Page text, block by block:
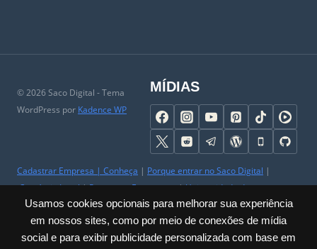
Usamos cookies opcionais para melhorar sua experiência
em nossos sites, como por meio de conexões de mídia
social e para exibir publicidade personalizada com base em
© 2026 Saco Digital - Tema
WordPress por Kadence WP
MÍDIAS
Cadastrar Empresa | Conheça | Porque entrar no Saco Digital |
Comércio Local|Perguntas Frequentes|Universidade do
Comerciante|Parceiros|Trabalhe Conosco|Ajuda|Contato & SAC
Mapa do Site| Sobre